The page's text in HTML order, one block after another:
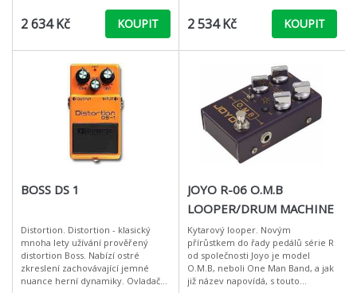
2 634 Kč KOUPIT 2 534 Kč KOUPIT
BOSS DS 1
Distortion. Distortion - klasický
mnoha lety užívání prověřený
distortion Boss. Nabízí ostré
zkreslení zachovávající jemné
nuance herní dynamiky. Ovladač
JOYO R-06 O.M.B
LOOPER/DRUM MACHINE
Kytarový looper. Novým
přírůstkem do řady pedálů série R
od společnosti Joyo je model
O.M.B, neboli One Man Band, a jak
již název napovídá, s touto